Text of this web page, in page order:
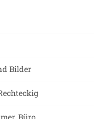
Bilder
Büro,